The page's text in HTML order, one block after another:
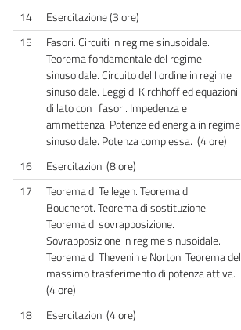
14
Esercitazione (3 ore)
15
Fasori. Circuiti in regime sinusoidale.
Teorema fondamentale del regime
sinusoidale. Circuito del I ordine in regime
sinusoidale. Leggi di Kirchhoff ed equazioni
di lato con i fasori. Impedenza e
ammettenza. Potenze ed energia in regime
sinusoidale. Potenza complessa. (4 ore)
16
Esercitazioni (8 ore)
17
Teorema di Tellegen. Teorema di
Boucherot. Teorema di sostituzione.
Teorema di sovrapposizione.
Sovrapposizione in regime sinusoidale.
Teorema di Thevenin e Norton. Teorema del
massimo trasferimento di potenza attiva.
(4 ore)
18
Esercitazioni (4 ore)